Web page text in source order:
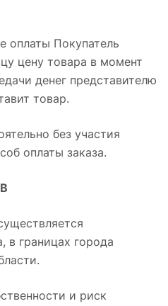
оплаты Покупатель
цену товара в момент
денег представителю
товар.
без участия
оплаты заказа.
в границах города
и риск